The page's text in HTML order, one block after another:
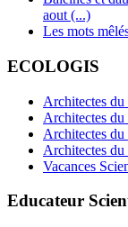
aout (...)
Les mots
ECOLOGIS
Architectes
Architectes
Architectes
Architectes
Vacances
Educateur